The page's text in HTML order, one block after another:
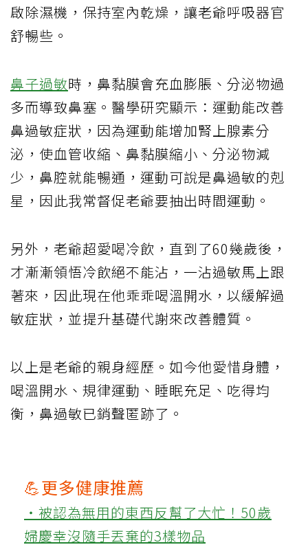
啟除濕機，保持室內乾燥，讓老爺呼吸器官
舒暢些。
鼻子過敏時，鼻黏膜會充血膨脹、分泌物過
多而導致鼻塞。醫學研究顯示：運動能改善
鼻過敏症狀，因為運動能增加腎上腺素分
泌，使血管收縮、鼻黏膜縮小、分泌物減
少，鼻腔就能暢通，運動可說是鼻過敏的剋
星，因此我常督促老爺要抽出時間運動。
另外，老爺超愛喝冷飲，直到了60幾歲後，
才漸漸領悟冷飲絕不能沾，一沾過敏馬上跟
著來，因此現在他乖乖喝溫開水，以緩解過
敏症狀，並提升基礎代謝來改善體質。
以上是老爺的親身經歷。如今他愛惜身體，
喝溫開水、規律運動、睡眠充足、吃得均
衡，鼻過敏已銷聲匿跡了。
💪更多健康推薦
‧被認為無用的東西反幫了大忙！50歲
婦慶幸沒隨手丟棄的3樣物品